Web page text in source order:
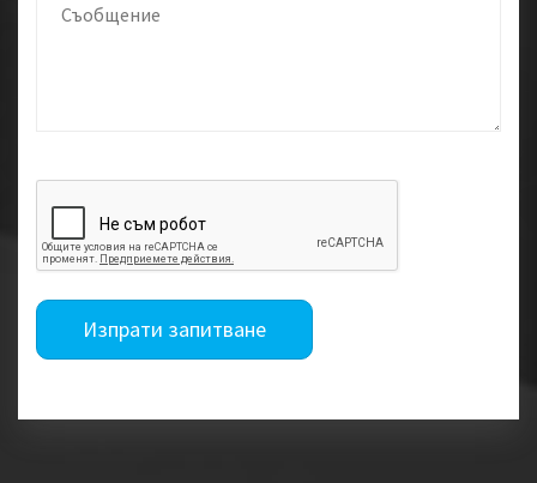
Изпрати запитване